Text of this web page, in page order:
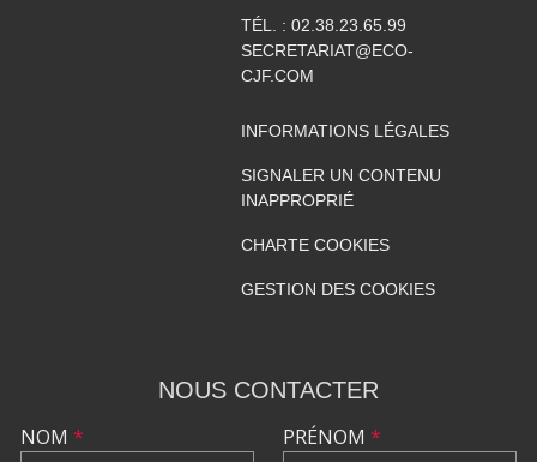
TÉL. : 02.38.23.65.99
SECRETARIAT@ECO-
CJF.COM
INFORMATIONS LÉGALES
SIGNALER UN CONTENU
INAPPROPRIÉ
CHARTE COOKIES
GESTION DES COOKIES
NOUS CONTACTER
NOM * PRÉNOM *